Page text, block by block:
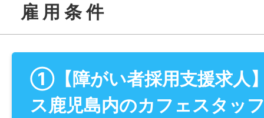
雇 用 条 件
①【障がい者採用支援求人
ス鹿児島内のカフェスタッ